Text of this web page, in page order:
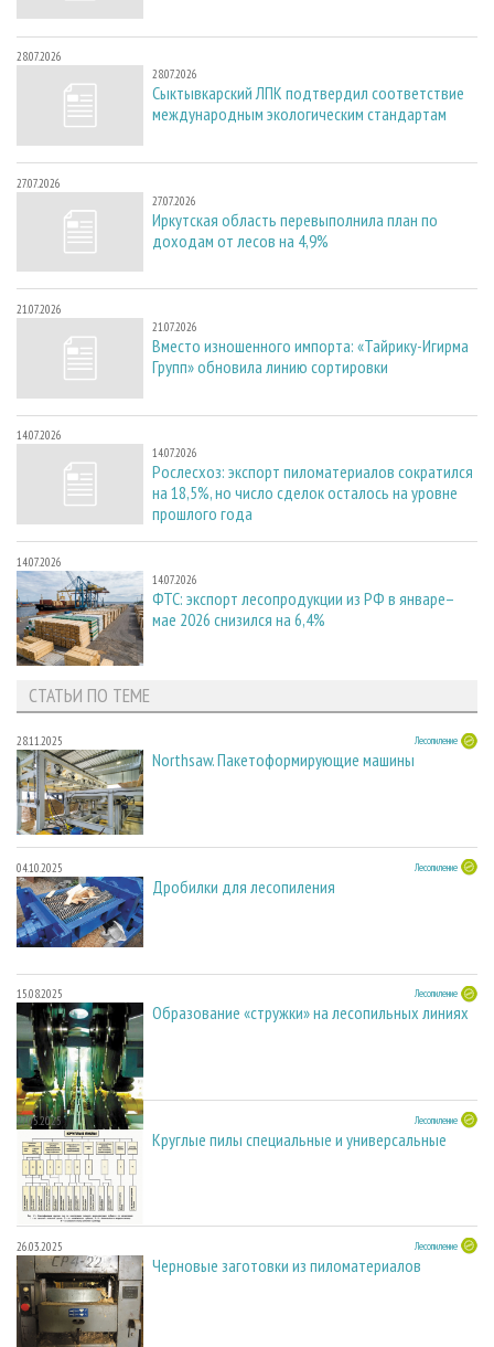
28.07.2026
28.07.2026
Сыктывкарский ЛПК подтвердил соответствие
международным экологическим стандартам
27.07.2026
27.07.2026
Иркутская область перевыполнила план по
доходам от лесов на 4,9%
21.07.2026
21.07.2026
Вместо изношенного импорта: «Тайрику-Игирма
Групп» обновила линию сортировки
14.07.2026
14.07.2026
Рослесхоз: экспорт пиломатериалов сократился
на 18,5%, но число сделок осталось на уровне
прошлого года
14.07.2026
14.07.2026
ФТС: экспорт лесопродукции из РФ в январе–
мае 2026 снизился на 6,4%
СТАТЬИ ПО ТЕМЕ
28.11.2025 Лесопиление
Northsaw. Пакетоформирующие машины
04.10.2025 Лесопиление
Дробилки для лесопиления
15.08.2025 Лесопиление
Образование «стружки» на лесопильных линиях
27.05.2025 Лесопиление
Круглые пилы специальные и универсальные
26.03.2025 Лесопиление
Черновые заготовки из пиломатериалов